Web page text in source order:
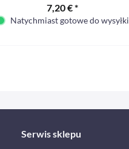
7,20 € *
Natychmiast gotowe do wysyłki
Serwis sklepu